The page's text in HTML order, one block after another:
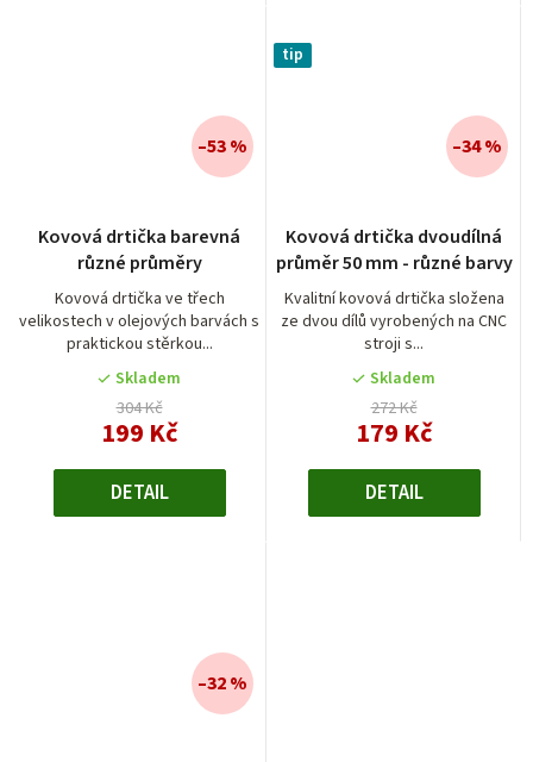
Kovová drtička barevná
různé průměry
Kovová drtička ve třech
velikostech v olejových barvách s
praktickou stěrkou...
hodnocení
produktu
je
4,0
z
5
hvězdiček.
Skladem
304 Kč
199 Kč
–53 %
DETAIL
tip
Kovová drtička dvoudílná
průměr 50 mm - různé barvy
Kvalitní kovová drtička složena
ze dvou dílů vyrobených na CNC
stroji s...
hodnocení
produktu
je
5,0
z
5
hvězdiček.
Skladem
272 Kč
179 Kč
–34 %
DETAIL
–32 %